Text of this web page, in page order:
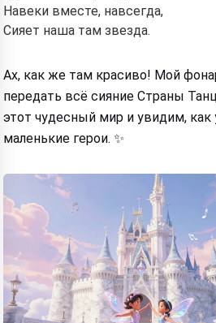
Навеки вместе, навсегда,
Сияет наша там звезда.
Ах, как же там красиво! Мой
передать всё сияние Страны
этот чудесный мир и увидим, как
маленькие герои. ✨